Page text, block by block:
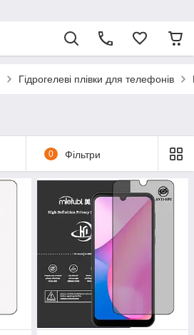
Гідрогелеві плівки для телефонів
0 Фільтри